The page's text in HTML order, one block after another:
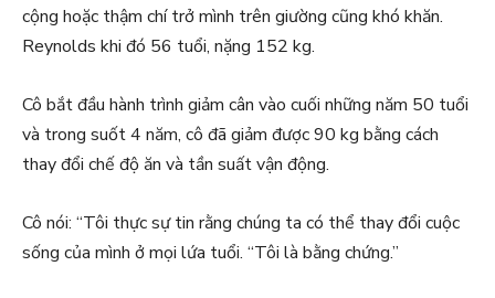
cộng hoặc thậm chí trở mình trên giường cũng khó khăn.
Reynolds khi đó 56 tuổi, nặng 152 kg.
Cô bắt đầu hành trình giảm cân vào cuối những năm 50 tuổi
và trong suốt 4 năm, cô đã giảm được 90 kg bằng cách
thay đổi chế độ ăn và tần suất vận động.
Cô nói: “Tôi thực sự tin rằng chúng ta có thể thay đổi cuộc
sống của mình ở mọi lứa tuổi. “Tôi là bằng chứng.”